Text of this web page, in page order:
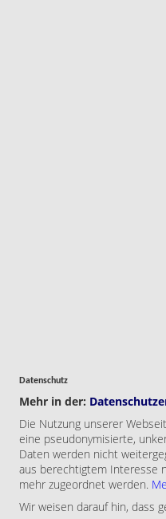
Datenschutz
Mehr in der:
Die Nutzung unserer
eine pseudonymisierte,
Daten werden nicht
aus berechtigtem Interesse
mehr zugeordnet werden.
Wir weisen darauf hin, dass